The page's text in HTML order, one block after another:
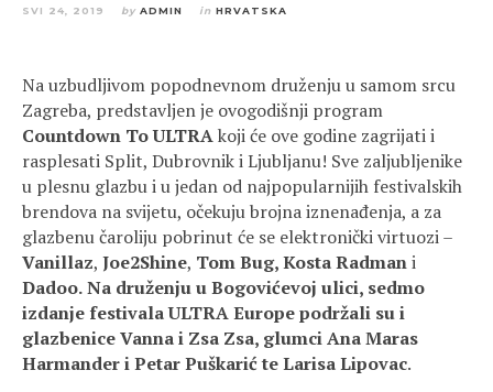
SVI 24, 2019 by ADMIN in HRVATSKA
Na uzbudljivom popodnevnom druženju u samom srcu
Zagreba, predstavljen je ovogodišnji program
Countdown To ULTRAkoji će ove godine zagrijati i
rasplesati Split, Dubrovnik i Ljubljanu! Sve zaljubljenike
u plesnu glazbu i u jedan od najpopularnijih festivalskih
brendova na svijetu, očekuju brojna iznenađenja, a za
glazbenu čaroliju pobrinut će se elektronički virtuozi –
Vanillaz, Joe2Shine, Tom Bug, Kosta Radmani
Dadoo.Na druženju u Bogovićevoj ulici, sedmo
izdanje festivala ULTRA Europe podržali su i
glazbenice Vanna i Zsa Zsa, glumci Ana Maras
Harmander i Petar Puškarić te Larisa Lipovac.